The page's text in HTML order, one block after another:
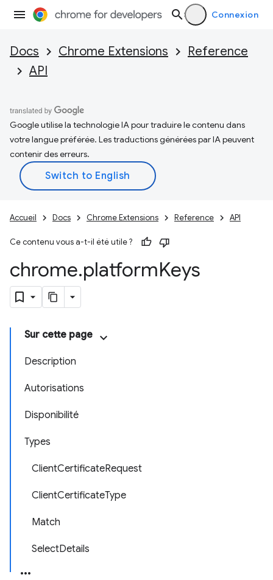
Connexion
Docs Chrome Extensions
Reference
API
Google utilise la technologie IA pour traduire le contenu dans
votre langue préférée. Les traductions générées par IA peuvent
contenir des erreurs.
Accueil Docs Chrome Extensions Reference API
Ce contenu vous a-t-il été utile ?
chrome.platformKeys
Sur cette page
Description
Autorisations
Disponibilité
Types
ClientCertificateRequest
ClientCertificateType
Match
SelectDetails